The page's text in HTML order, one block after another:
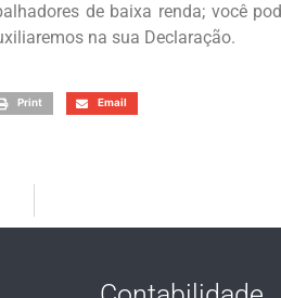
de baixa renda; você
na sua Declaração.
Print Email